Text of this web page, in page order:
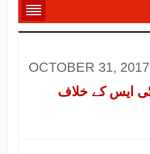
OCTOBER 31, 2017
ایس کے خلاف